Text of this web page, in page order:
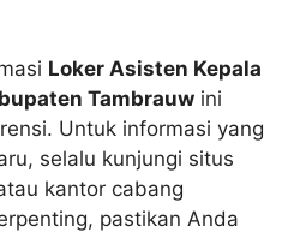
Loker Asisten Kepala
Tambrauw ini
Untuk informasi yang
selalu kunjungi situs
kantor cabang
pastikan Anda